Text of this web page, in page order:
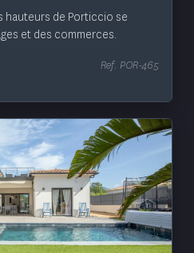
hauteurs de Porticcio se
et des commerces.
Ref. POR-465
le bien